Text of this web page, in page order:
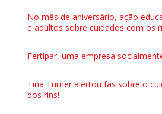
No mês de aniversário, ação
e adultos sobre cuidados com os
Fertipar, uma empresa
Tina Turner alertou fãs sobre o
dos rins!